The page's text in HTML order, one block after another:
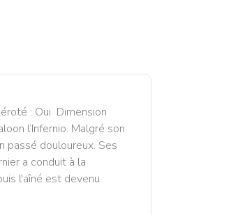
: Oui Dimension
l’Infernio. Malgré son
passé douloureux. Ses
a conduit à la
l'aîné est devenu